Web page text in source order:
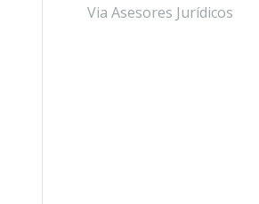
Via Asesores Jurídicos